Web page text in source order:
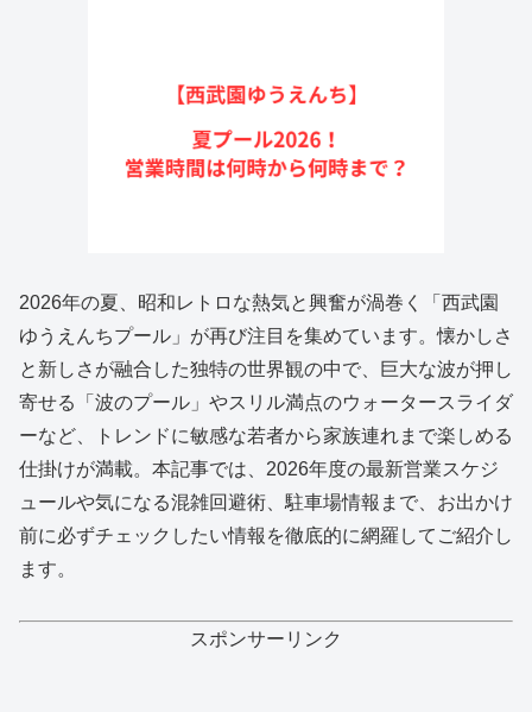
2026年の夏、昭和レトロな熱気と興奮が渦巻く「西武園
ゆうえんちプール」が再び注目を集めています。懐かしさ
と新しさが融合した独特の世界観の中で、巨大な波が押し
寄せる「波のプール」やスリル満点のウォータースライダ
ーなど、トレンドに敏感な若者から家族連れまで楽しめる
仕掛けが満載。本記事では、2026年度の最新営業スケジ
ュールや気になる混雑回避術、駐車場情報まで、お出かけ
前に必ずチェックしたい情報を徹底的に網羅してご紹介し
ます。
スポンサーリンク